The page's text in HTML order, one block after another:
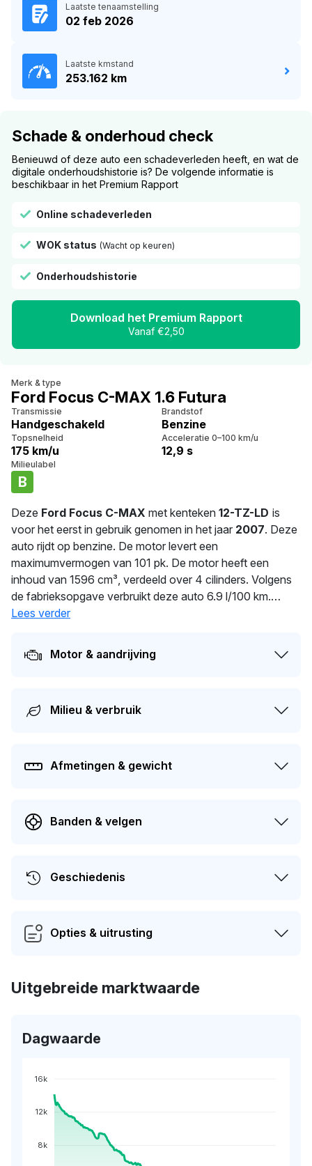
Laatste tenaamstelling
02 feb 2026
Laatste kmstand
253.162 km
Schade & onderhoud check
Benieuwd of deze auto een schadeverleden heeft, en wat de
digitale onderhoudshistorie is? De volgende informatie is
beschikbaar in het Premium Rapport
Online schadeverleden
WOK status (Wacht op keuren)
Onderhoudshistorie
Download het Premium Rapport
Vanaf €2,50
Merk & type
Ford Focus C-MAX 1.6 Futura
Transmissie
Handgeschakeld
Brandstof
Benzine
Topsnelheid
175 km/u
Acceleratie 0–100 km/u
12,9 s
Milieulabel
B
Deze Ford Focus C-MAX met kenteken 12-TZ-LD is
voor het eerst in gebruik genomen in het jaar 2007. Deze
auto rijdt op benzine. De motor levert een
maximumvermogen van 101 pk. De motor heeft een
inhoud van 1596 cm³, verdeeld over 4 cilinders. Volgens
de fabrieksopgave verbruikt deze auto 6.9 l/100 km.
Dankzij 1.334 kg ligt deze auto stevig op de weg. De auto
moet over 265 dagen opnieuw APK-gekeurd worden. De
auto heeft sinds de registratie 1 keer van eigenaar
Lees verder
Motor & aandrijving
Milieu & verbruik
Afmetingen & gewicht
Banden & velgen
Geschiedenis
Opties & uitrusting
Uitgebreide marktwaarde
Dagwaarde
16k
12k
8k